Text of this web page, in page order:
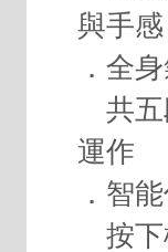
與手感
．全
共五
運作
．智
按下